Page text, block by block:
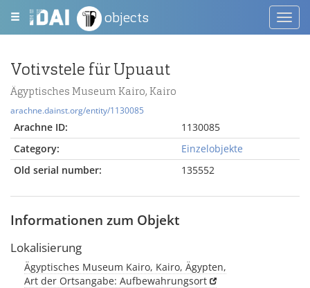
objects
Votivstele für Upuaut
Ägyptisches Museum Kairo, Kairo
arachne.dainst.org/entity/1130085
Arachne ID:
1130085
Category:
Einzelobjekte
Old serial number:
135552
Informationen zum Objekt
Lokalisierung
Ägyptisches Museum Kairo, Kairo, Ägypten,
Art der Ortsangabe: Aufbewahrungsort